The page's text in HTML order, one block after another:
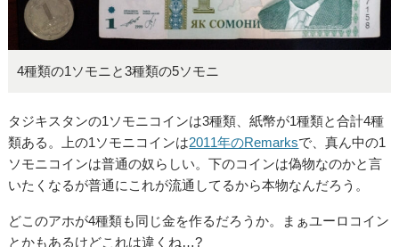
4種類の1ソモニと3種類の5ソモニ
タジキスタンの1ソモニコインは3種類、紙幣が1種類と合計4種
類ある。上の1ソモニコインは2011年のRemarksで、真ん中の1
ソモニコインは普通の奴らしい。下のコインは偽物なのかと言
いたくなるが普通にこれが流通してるから本物なんだろう。
どこのアホが4種類も同じ金を作るだろうか。まぁユーロコイン
とかもあるけどこれは違くね…?